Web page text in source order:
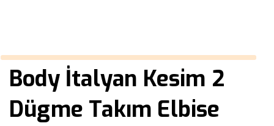
Body İtalyan Kesim 2
Dügme Takım Elbise